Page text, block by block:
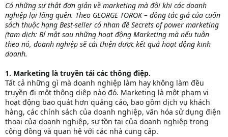
Có những sự thật đơn giản về marketing mà đôi khi các doanh
nghiệp lại lãng quên. Theo GEORGE TOROK – đồng tác giả của cuốn
sách thuộc hạng Best-seller có nhan đề Secrets of power marketing
(tạm dịch: Bí mật sau những hoạt động Marketing mà nếu tuân
theo nó, doanh nghiệp sẽ cải thiện được kết quả hoạt động kinh
doanh.
1. Marketing là truyền tải các thông điệp.
Tất cả những gì mà doanh nghiệp làm hay không làm đều
truyền đi một thông diệp nào đó. Marketing là một phạm vi
hoạt động bao quát hơn quảng cáo, bao gồm dịch vụ khách
hàng, các chính sách của doanh nghiệp, văn hóa sử dụng điện
thoại của doanh nghiệp, sự tồn tại của doanh nghiệp trong
cộng đồng và quan hệ với các nhà cung cấp.